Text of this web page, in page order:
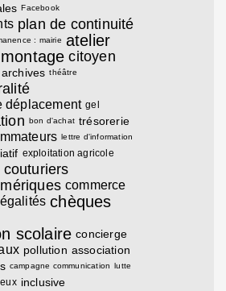
Facebook
plan de continuité
: mairie atelier
citoyen
archives théâtre
déplacement gel
bon d'achat trésorerie
lettre d'information
exploitation agricole
couturiers
commerce
chèques
scolaire concierge
pollution association
campagne communication lutte
inclusive